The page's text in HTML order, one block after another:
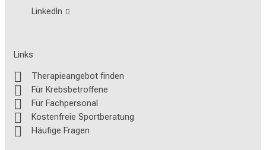
LinkedIn
Links
Therapieangebot finden
Für Krebsbetroffene
Für Fachpersonal
Kostenfreie Sportberatung
Häufige Fragen